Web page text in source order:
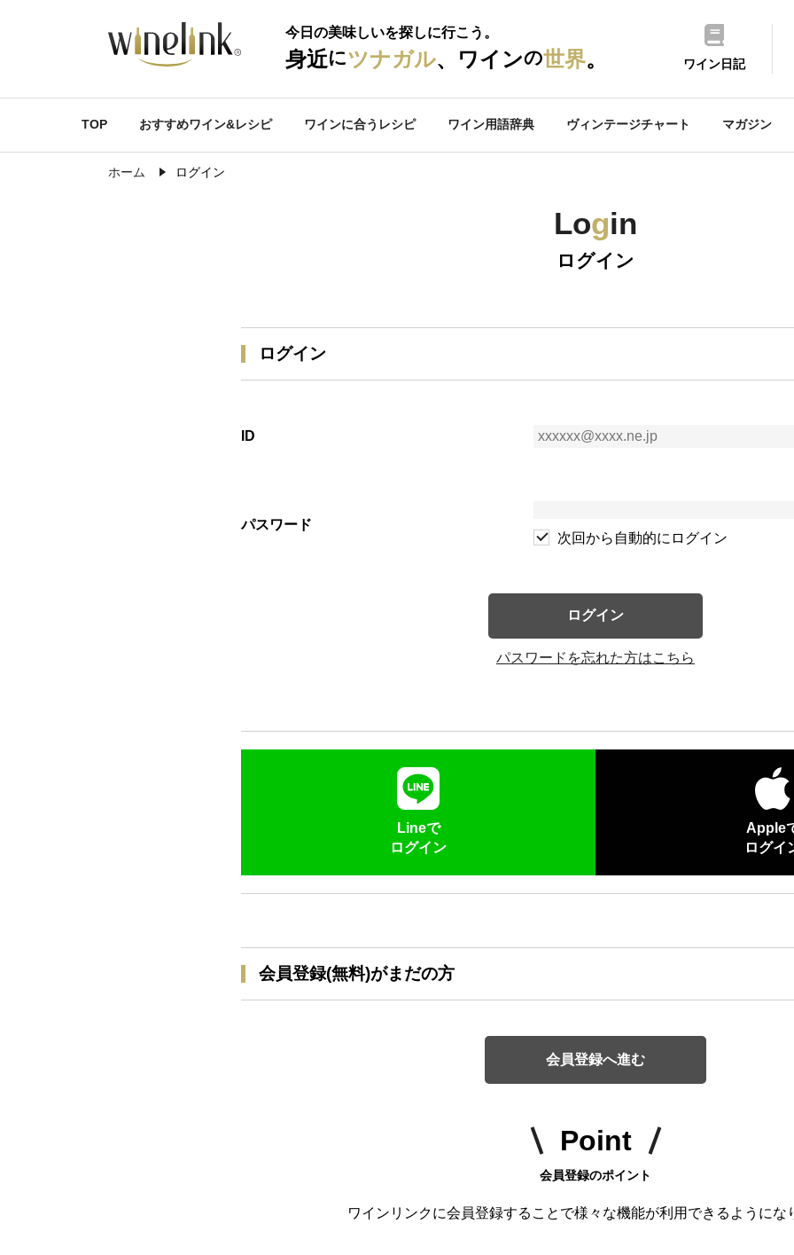
今日の美味しいを探しに行こう。
身近にツナガル、ワインの世界。 ワイン日記
TOP おすすめワイン&レシピ ワインに合うレシピ ワイン用語辞典 ヴィンテージチャート マガジン
ホーム ログイン
Login
ログイン
ログイン
ID
パスワード
次回から自動的にログイン
ログイン
パスワードを忘れた方はこちら
Lineで
ログイン
Apple
ログイ
会員登録(無料)がまだの方
会員登録へ進む
Point
会員登録のポイント
ワインリンクに会員登録することで様々な機能が利用できるようにな